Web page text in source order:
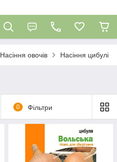
Насіння овочів Насіння цибулі
0 Фільтри